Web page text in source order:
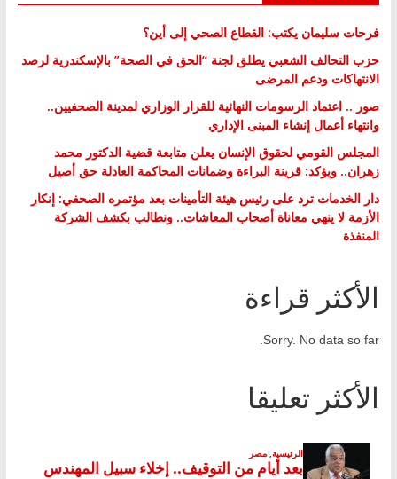
فرحات سليمان يكتب: القطاع الصحي إلى أين؟
حزب التحالف الشعبي يطلق لجنة “الحق في الصحة” بالإسكندرية لرصد
الانتهاكات ودعم المرضى
صور .. اعتماد الرسومات النهائية للقرار الوزاري لمدينة الصحفيين..
وانتهاء أعمال إنشاء المبنى الإداري
المجلس القومي لحقوق الإنسان يعلن متابعة قضية الدكتور محمد
زهران.. ويؤكد: قرينة البراءة وضمانات المحاكمة العادلة حق أصيل
دار الخدمات ترد على رئيس هيئة التأمينات بعد مؤتمره الصحفي: إنكار
الأزمة لا ينهي معاناة أصحاب المعاشات.. ونطالب بكشف الشركة
المنفذة
الأكثر قراءة
Sorry. No data so far.
الأكثر تعليقا